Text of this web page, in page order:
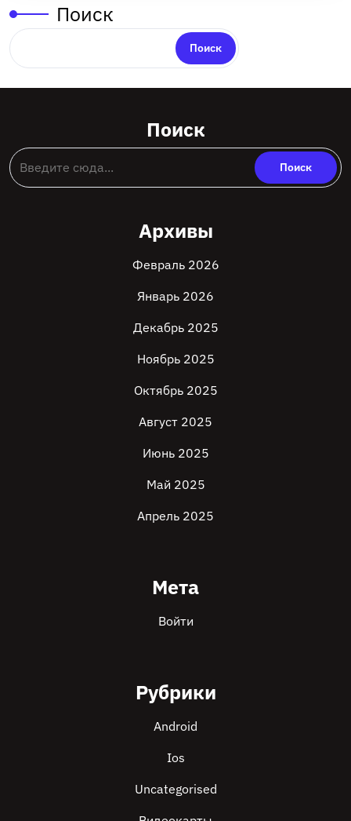
Поиск
Поиск
Поиск
Архивы
Февраль 2026
Январь 2026
Декабрь 2025
Ноябрь 2025
Октябрь 2025
Август 2025
Июнь 2025
Май 2025
Апрель 2025
Мета
Войти
Рубрики
Android
Ios
Uncategorised